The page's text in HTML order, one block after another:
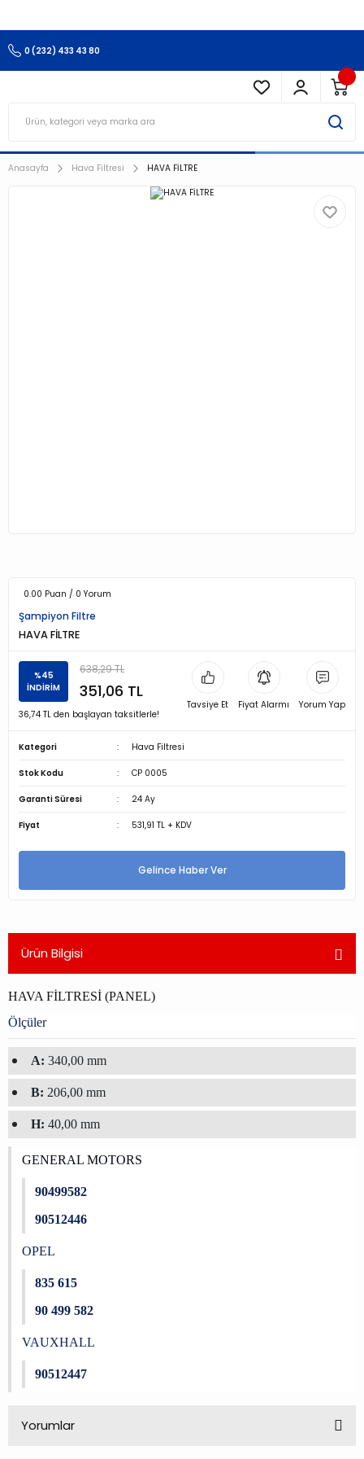
0 (232) 433 43 80
Anasayfa Hava Filtresi HAVA FİLTRE
0.00 Puan / 0 Yorum
Şampiyon Filtre
HAVA FİLTRE
%45
İNDİRİM
638,29 TL
351,06 TL
36,74 TL den başlayan taksitlerle!
Tavsiye Et Fiyat Alarmı Yorum Yap
Kategori Hava Filtresi
Stok Kodu CP 0005
Garanti Süresi 24 Ay
Fiyat 531,91 TL + KDV
Gelince Haber Ver
Ürün Bilgisi
HAVA FİLTRESİ (PANEL)
Ölçüler
A: 340,00 mm
B: 206,00 mm
H: 40,00 mm
GENERAL MOTORS
90499582
90512446
OPEL
835 615
90 499 582
VAUXHALL
90512447
Yorumlar